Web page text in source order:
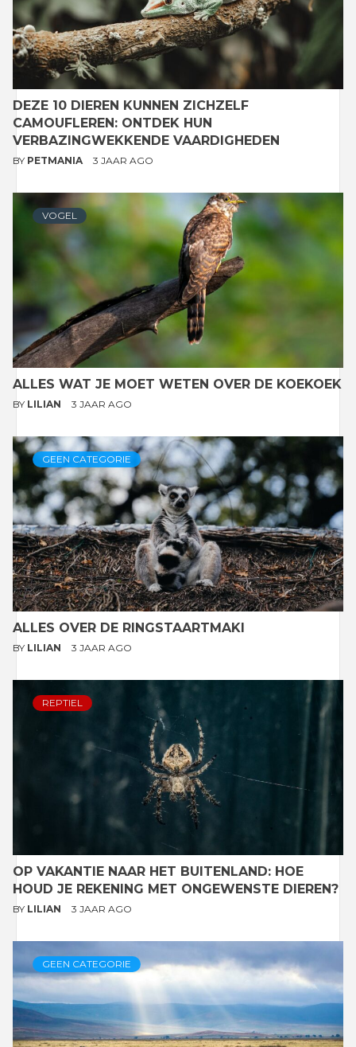
DEZE 10 DIEREN KUNNEN ZICHZELF
CAMOUFLEREN: ONTDEK HUN
VERBAZINGWEKKENDE VAARDIGHEDEN
BY PETMANIA 3 JAAR AGO
VOGEL
ALLES WAT JE MOET WETEN OVER DE KOEKOEK
BY LILIAN 3 JAAR AGO
GEEN CATEGORIE
ALLES OVER DE RINGSTAARTMAKI
BY LILIAN 3 JAAR AGO
REPTIEL
OP VAKANTIE NAAR HET BUITENLAND: HOE
HOUD JE REKENING MET ONGEWENSTE DIEREN?
BY LILIAN 3 JAAR AGO
GEEN CATEGORIE